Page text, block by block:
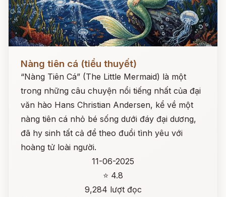
Nàng tiên cá (tiểu thuyết)
“Nàng Tiên Cá” (The Little Mermaid) là một
trong những câu chuyện nổi tiếng nhất của đại
văn hào Hans Christian Andersen, kể về một
nàng tiên cá nhỏ bé sống dưới đáy đại dương,
đã hy sinh tất cả để theo đuổi tình yêu với
hoàng tử loài người.
11-06-2025
⭐ 4.8
9,284 lượt đọc